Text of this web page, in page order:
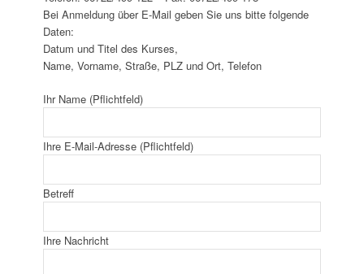
Bei Anmeldung über E-Mail geben Sie uns bitte folgende
Daten:
Datum und Titel des Kurses,
Name, Vorname, Straße, PLZ und Ort, Telefon
Ihr Name (Pflichtfeld)
Ihre E-Mail-Adresse (Pflichtfeld)
Betreff
Ihre Nachricht